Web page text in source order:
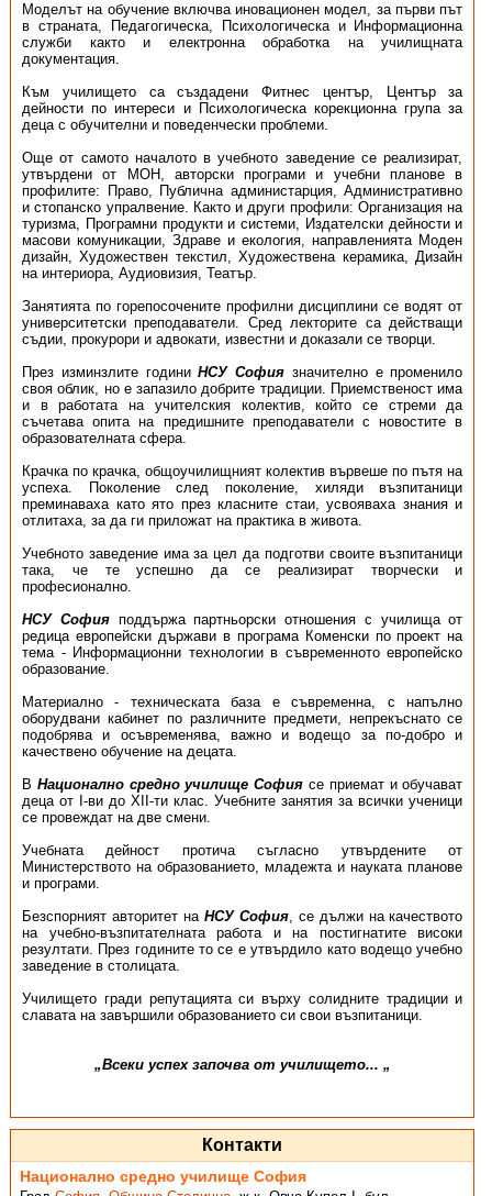
Моделът на обучение включва иновационен модел, за първи път
в страната, Педагогическа, Психологическа и Информационна
служби както и електронна обработка на училищната
документация.
Към училището са създадени Фитнес център, Център за
дейности по интереси и Психологическа корекционна група за
деца с обучителни и поведенчески проблеми.
Още от самото началото в учебното заведение се реализират,
утвърдени от МОН, авторски програми и учебни планове в
профилите: Право, Публична администарция, Административно
и стопанско упралвение. Както и други профили: Организация на
туризма, Програмни продукти и системи, Издателски дейности и
масови комуникации, Здраве и екология, направленията Моден
дизайн, Художествен текстил, Художествена керамика, Дизайн
на интериора, Аудиовизия, Театър.
Занятията по горепосочените профилни дисциплини се водят от
университетски преподаватели. Сред лекторите са действащи
съдии, прокурори и адвокати, известни и доказали се творци.
През изминзлите годиниНСУ София значително е променило
своя облик, но е запазило добрите традиции. Приемственост има
и в работата на учителския колектив, който се стреми да
съчетава опита на предишните преподаватели с новостите в
образователната сфера.
Крачка по крачка, общоучилищният колектив вървеше по пътя на
успеха. По­ко­­ле­ние след поколение, хиляди възпитаници
преминаваха като ято през класните стаи, усвояваха знания и
отлитаха, за да ги приложат на практика в живота.
Учебното заведение има за цел да подготви своите възпитаници
така, че те успешно да се реализират творчески и
професионално.
НСУ София поддържа партньорски отношения с училища от
редица европейски държави в програма Коменски по проект на
тема - Информационни технологии в съвременното европейско
образование.
Материално - техническата база е съвременна, с напълно
оборудвани кабинет по различните предмети, непрекъснато се
подобрява и осъвременява, важно и водещо за по-добро и
качествено обучение на децата.
В Национално средно училище София се приемат и обучават
деца от І-ви до ХІІ-ти клас. Учебните занятия за всички ученици
се провеждат на две смени.
Учебната дейност протича съгласно утвърдените от
Министерството на образованието, младежта и науката планове
и програми.
Безспорният авторитет на НСУ София, се дължи на качеството
на учебно-възпитателната работа и на постигнатите високи
резултати. През годините то се е утвърдило като водещо учебно
заведение в столицата.
Училището гради репутацията си върху солидните традиции и
славата на завършили образованието си свои възпитаници.
„Всеки успех започва от училището... „
Контакти
Национално средно училище София